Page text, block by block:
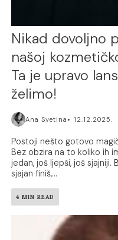
Nikad dovoljno
našoj
Ta je upravo
želimo!
Ana Svetina 12.12.2025.
Postoji nešto gotovo
Bez obzira na to koliko ih
jedan, još ljepši, još sjajniji.
sjajan finiš,...
4 MIN READ